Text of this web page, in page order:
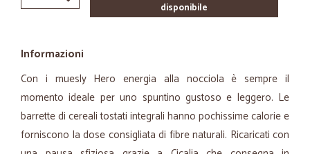
disponibile
Informazioni
Con i muesly Hero energia alla nocciola è sempre il
momento ideale per uno spuntino gustoso e leggero. Le
barrette di cereali tostati integrali hanno pochissime calorie e
forniscono la dose consigliata di fibre naturali. Ricaricati con